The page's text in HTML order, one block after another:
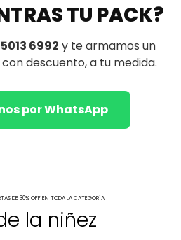
TU PACK?
6992 y te armamos un
descuento, a tu medida.
por WhatsApp
DE 30% OFF EN TODA LA CATEGORÍA
la niñez